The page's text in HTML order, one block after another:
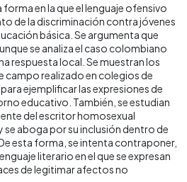
forma en la que el lenguaje ofensivo
de la discriminación contra jóvenes
básica. Se argumenta que
se analiza el caso colombiano
respuesta local. Se muestran los
campo realizado en colegios de
ejemplificar las expresiones de
educativo. También, se estudian
del escritor homosexual
se aboga por su inclusión dentro de
esta forma, se intenta contraponer,
literario en el que se expresan
de legitimar afectos no